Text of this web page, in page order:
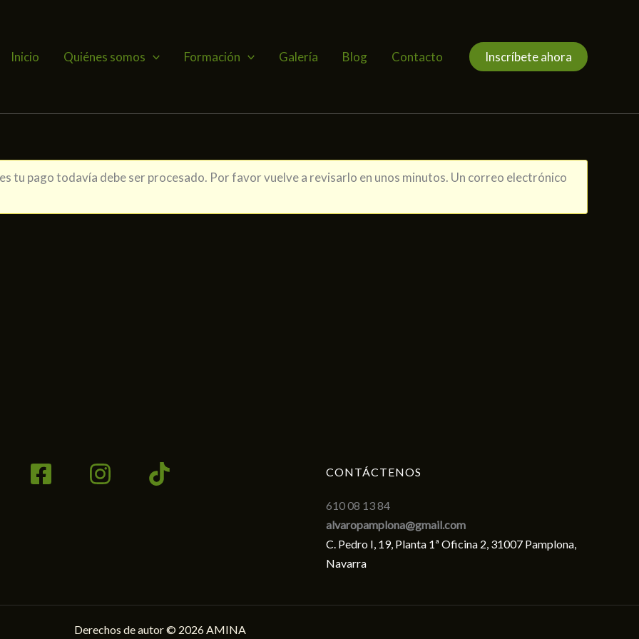
Inicio Quiénes somos Formación Galería Blog Contacto Inscríbete ahora
tu pago todavía debe ser procesado. Por favor vuelve a revisarlo en unos minutos. Un correo electrónico
CONTÁCTENOS
610 08 13 84
alvaropamplona@gmail.com
C. Pedro I, 19, Planta 1ª Oficina 2, 31007 Pamplona,
Navarra
Derechos de autor © 2026 AMINA